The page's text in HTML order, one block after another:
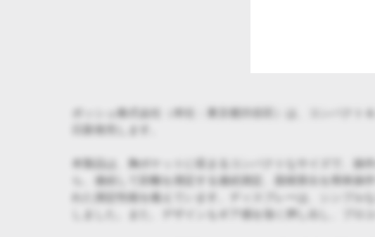
ボッシュ株式会社（本社：東京都渋谷区）は、コンパクト
日新発売します。
本製品は、胸ポケットに収まるコンパクトなサイズで、操
ら、連続して距離を測定する連続測定、面積算出を簡単
れた測定性能を備えています。ディスプレーは、シンプル
しました。また、デザインもギア感を強く押し出し、プロ